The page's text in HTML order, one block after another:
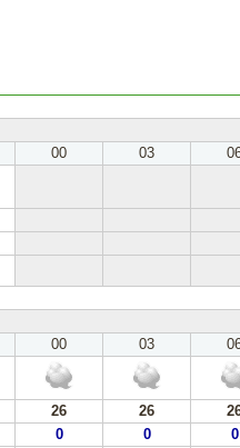
00 03
00 03
26 26
0 0 0